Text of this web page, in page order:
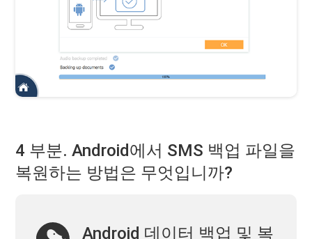
4 부분. Android에서 SMS 백업 파일을
복원하는 방법은 무엇입니까?
Android 데이터 백업 및 복